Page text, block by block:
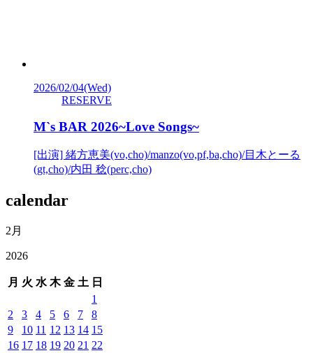
2026/02/04(Wed)
RESERVE
M`s BAR 2026~Love Songs~
[出演] 緒方恵美(vo,cho)/manzo(vo,pf,ba,cho)/目木とーる
(gt,cho)/内田 稔(perc,cho)
calendar
2月
2026
月 火 水 木 金 土 日
1
2
3 4 5 6 7
8
9
10 11 12 13 14 15
16 17 18 19 20 21 22